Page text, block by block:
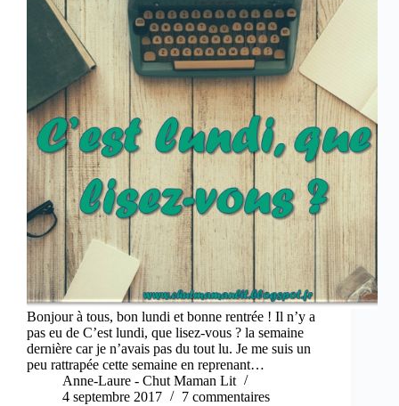
Bonjour à tous, bon lundi et bonne rentrée ! Il n’y a
pas eu de C’est lundi, que lisez-vous ? la semaine
dernière car je n’avais pas du tout lu. Je me suis un
peu rattrapée cette semaine en reprenant…
Anne-Laure - Chut Maman Lit
4 septembre 2017
7 commentaires